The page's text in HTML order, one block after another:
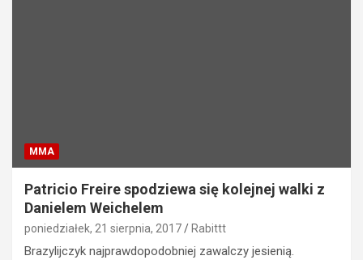
MMA
Patricio Freire spodziewa się kolejnej walki z
Danielem Weichelem
poniedziałek, 21 sierpnia, 2017 Rabittt
Brazylijczyk najprawdopodobniej zawalczy jesienią.